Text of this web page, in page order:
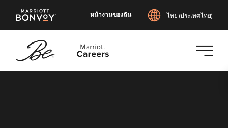
หน้างานของฉัน ไทย (ประเทศไทย)